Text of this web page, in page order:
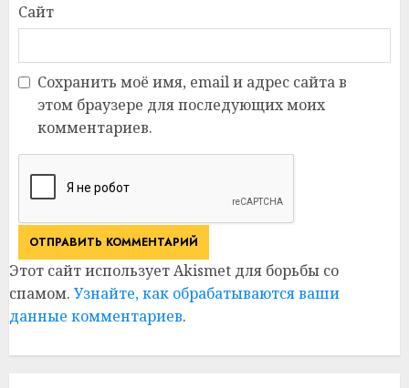
Сайт
Сохранить моё имя, email и адрес сайта в
этом браузере для последующих моих
комментариев.
Этот сайт использует Akismet для борьбы со
спамом. Узнайте, как обрабатываются ваши
данные комментариев.